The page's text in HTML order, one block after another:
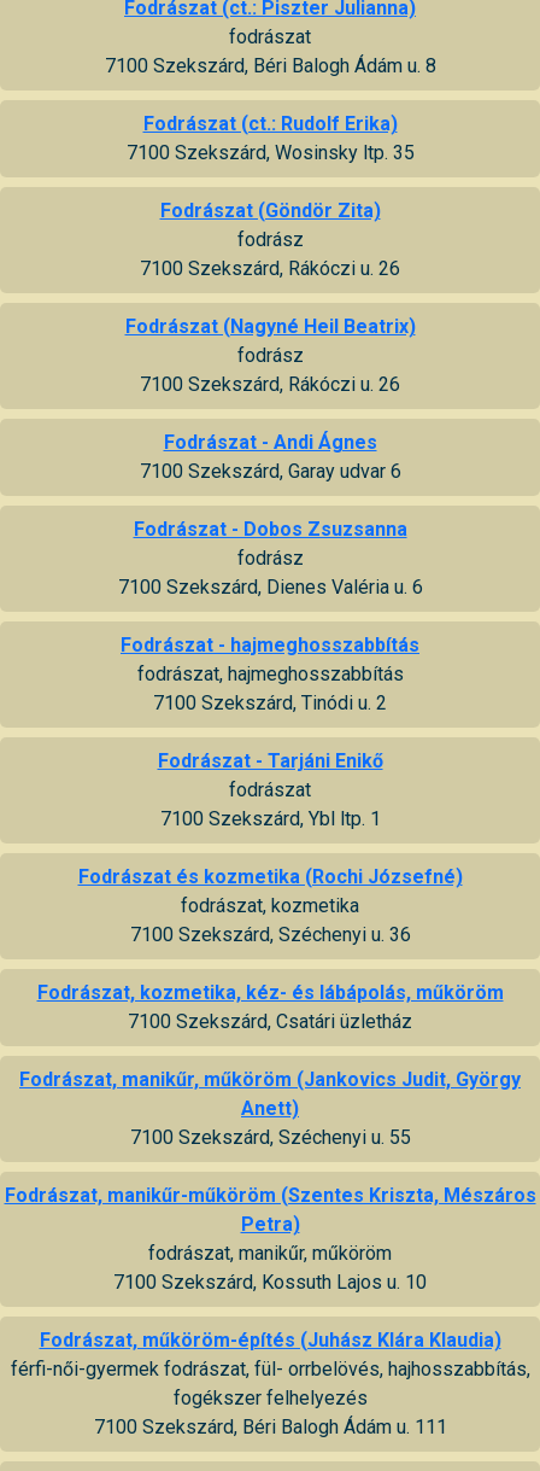
Fodrászat (ct.: Piszter Julianna)
fodrászat
7100 Szekszárd, Béri Balogh Ádám u. 8
Fodrászat (ct.: Rudolf Erika)
7100 Szekszárd, Wosinsky ltp. 35
Fodrászat (Göndör Zita)
fodrász
7100 Szekszárd, Rákóczi u. 26
Fodrászat (Nagyné Heil Beatrix)
fodrász
7100 Szekszárd, Rákóczi u. 26
Fodrászat - Andi Ágnes
7100 Szekszárd, Garay udvar 6
Fodrászat - Dobos Zsuzsanna
fodrász
7100 Szekszárd, Dienes Valéria u. 6
Fodrászat - hajmeghosszabbítás
fodrászat, hajmeghosszabbítás
7100 Szekszárd, Tinódi u. 2
Fodrászat - Tarjáni Enikő
fodrászat
7100 Szekszárd, Ybl ltp. 1
Fodrászat és kozmetika (Rochi Józsefné)
fodrászat, kozmetika
7100 Szekszárd, Széchenyi u. 36
Fodrászat, kozmetika, kéz- és lábápolás, műköröm
7100 Szekszárd, Csatári üzletház
Fodrászat, manikűr, műköröm (Jankovics Judit, György
Anett)
7100 Szekszárd, Széchenyi u. 55
Fodrászat, manikűr-műköröm (Szentes Kriszta, Mészáros
Petra)
fodrászat, manikűr, műköröm
7100 Szekszárd, Kossuth Lajos u. 10
Fodrászat, műköröm-építés (Juhász Klára Klaudia)
férfi-női-gyermek fodrászat, fül- orrbelövés, hajhosszabbítás,
fogékszer felhelyezés
7100 Szekszárd, Béri Balogh Ádám u. 111